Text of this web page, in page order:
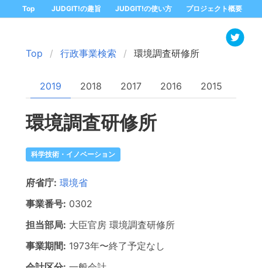
Top JUDGIT!の趣旨 JUDGIT!の使い方 プロジェクト概要
Top 行政事業検索 環境調査研修所
2019 2018 2017 2016 2015
環境調査研修所
科学技術・イノベーション
府省庁: 環境省
事業番号: 0302
担当部局: 大臣官房 環境調査研修所
事業期間: 1973年〜終了予定なし